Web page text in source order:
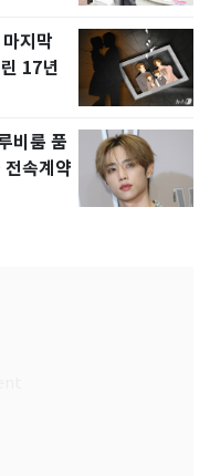
지막
17년
비룸 품
속계약